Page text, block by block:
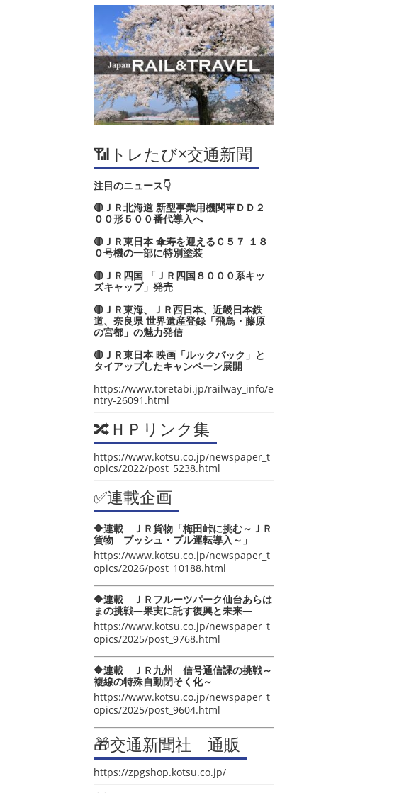
📶トレたび×交通新聞
注目のニュース👇
🔴ＪＲ北海道 新型事業用機関車ＤＤ２
００形５００番代導入へ
🔴ＪＲ東日本 傘寿を迎えるＣ５７ １８
０号機の一部に特別塗装
🔴ＪＲ四国 「ＪＲ四国８０００系キッ
ズキャップ」発売
🔴ＪＲ東海、ＪＲ西日本、近畿日本鉄
道、奈良県 世界遺産登録「飛鳥・藤原
の宮都」の魅力発信
🔴ＪＲ東日本 映画「ルックバック」と
タイアップしたキャンペーン展開
https://www.toretabi.jp/railway_info/e
ntry-26091.html
🔀ＨＰリンク集
https://www.kotsu.co.jp/newspaper_t
opics/2022/post_5238.html
✅連載企画
🔶連載 ＪＲ貨物「梅田峠に挑む～ＪＲ
貨物 プッシュ・プル運転導入～」
https://www.kotsu.co.jp/newspaper_t
opics/2026/post_10188.html
🔶連載 ＪＲフルーツパーク仙台あらは
まの挑戦―果実に託す復興と未来―
https://www.kotsu.co.jp/newspaper_t
opics/2025/post_9768.html
🔶連載 ＪＲ九州 信号通信課の挑戦～
複線の特殊自動閉そく化～
https://www.kotsu.co.jp/newspaper_t
opics/2025/post_9604.html
🎁交通新聞社 通販
https://zpgshop.kotsu.co.jp/